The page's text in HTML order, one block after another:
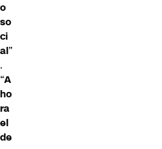
o
so
ci
al”
.
“A
ho
ra
el
de